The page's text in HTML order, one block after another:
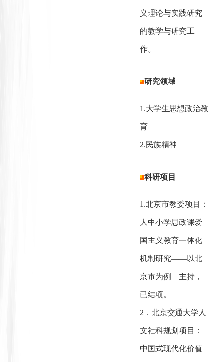
义理论与实践研究
的教学与研究工
作。
研究领域
1.大学生思想政治教
育
2.民族精神
科研项目
1.北京市教委项目：
大中小学思政课爱
国主义教育一体化
机制研究——以北
京市为例，主持，
已结项。
2．北京交通大学人
文社科规划项目：
中国式现代化价值